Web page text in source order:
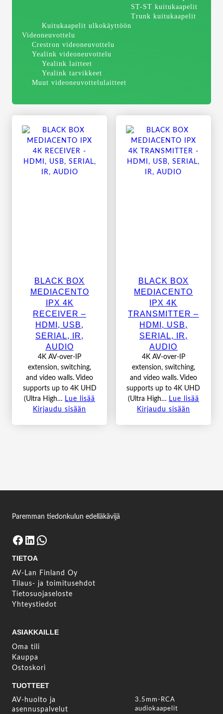
ST-ST kuitukaapelit
Trunk kuitukaapelit
Kuitukaapelit ulkokäyttöön
Videoneuvottelu
Crestron videoneuvottelu
Yealink videoneuvottelu
Yealink laitteet
Yealink tarvikkeet
Muut videoneuvottelulaitteet
BLACK BOX
MEDIACENTO
IPX 4K
RECEIVER –
HDMI, USB,
SERIAL, IR,
AUDIO
4K AV-over-IP
extension, switching,
and video walls. Video
supports up to 4K UHD
(Ultra High… Lue lisää
Kirjaudu sisään
BLACK BOX
MEDIACENTO
IPX 4K
TRANSMITTER –
HDMI, USB,
SERIAL, IR,
AUDIO
4K AV-over-IP
extension, switching,
and video walls. Video
supports up to 4K UHD
(Ultra High… Lue lisää
Kirjaudu sisään
Paremman tiedonkulun edelläkävijä
Facebook LinkedIn WhatsApp
TIETOA
AV-Lan Finland Oy
Tilaus- ja toimitusehdot
Tietosuojaseloste
Yhteystiedot
ASIAKKAILLE
Oma tili
Kauppa
Ostoskori
TUOTTEET
AV-huolto ja
asennuspalvelut
3.5mm-RCA
audiokaapelit